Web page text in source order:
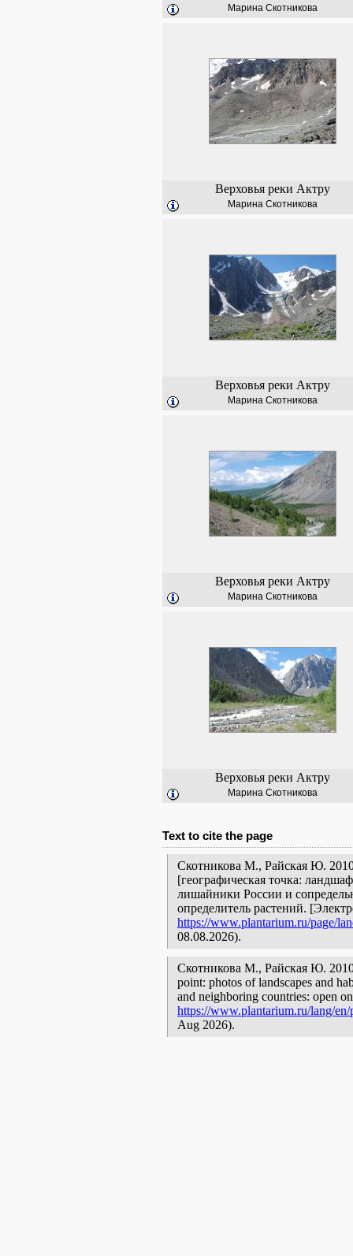
Марина Скотникова
Верховья реки Актру
Марина Скотникова
Верховья реки Актру
Марина Скотникова
Верховья реки Актру
Марина Скотникова
Верховья реки Актру
Марина Скотникова
Text to cite the page
Скотникова М., Райская Ю.
[географическая точка:
лишайники России и
определитель растений.
https://www.plantarium.ru/page/
08.08.2026).
Скотникова М., Райская Ю.
point: photos of landscapes and
and neighboring countries: open
https://www.plantarium.ru/lang/
Aug 2026).